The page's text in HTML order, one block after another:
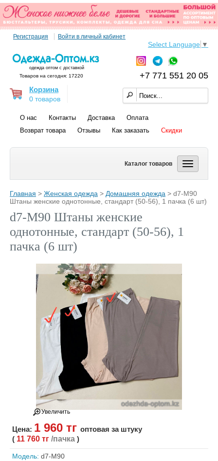
Регистрация Войти в личный кабинет
Select Language ▼
одежда оптом с доставкой
+7 771 551 20 05
Товаров на сегодня: 17220
Корзина
0 товаров
О нас Контакты Доставка
Оплата
Возврат товара
Отзывы Как заказать Скидки
Каталог товаров
Главная > Женская одежда > Домашняя одежда > d7-M90
Штаны женские однотонные, стандарт (50-56), 1 пачка (6 шт)
d7-M90 Штаны женские
однотонные, стандарт (50-56), 1
пачка (6 шт)
Увеличить
Цена: 1 960 тг оптовая за штуку
( 11 760 тг /пачка )
Модель: d7-M90